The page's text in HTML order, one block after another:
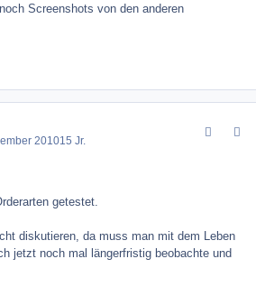
Screenshots von den anderen
201015 Jr.
getestet.
diskutieren, da muss man mit dem Leben
jetzt noch mal längerfristig beobachte und